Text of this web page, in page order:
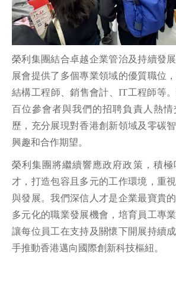
榮利集團結合卓越企業管治及持續發
展會提供了多個專業領域的優質職位
結構工程師、銷售會計、IT工程師等
百位參會者與我們的招聘負責人熱
歷，充分展現對香港創新領域及零碳
興趣和合作期望。
榮利集團將繼續響應政府政策，積極
才，打造包容且多元的工作環境，重
與發展。我們深信人才是企業最寶貴
多元化的職業發展機會，培育員工專
讓每位員工在支持及關懷下開展持續
手推動香港邁向國際創新科技樞紐。